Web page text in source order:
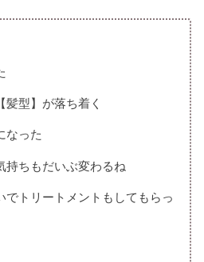
型】が落ち着く
なった
持ちもだいぶ変わるね
でトリートメントもしてもらっ